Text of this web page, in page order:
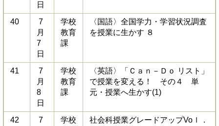
日
40
7
月
7
日
学校
教育
課
〈国語〉全国学力・学習状況調査
を授業に生かす ８
41
7
月
8
日
学校
教育
課
〈英語〉「Ｃａｎ－Ｄｏ リスト」
で授業を変える！ その４ 単
元・授業へ生かす(1)
42
7
学校
社会科授業グレードアップVoｌ．